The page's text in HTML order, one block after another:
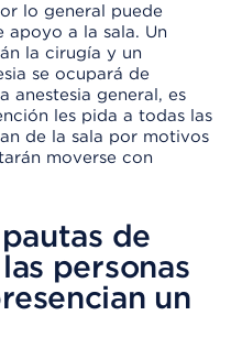
lo general puede
apoyo a la sala. Un
la cirugía y un
se ocupará de
anestesia general, es
les pida a todas las
de la sala por motivos
moverse con
de
personas
un